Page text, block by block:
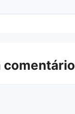
comentário